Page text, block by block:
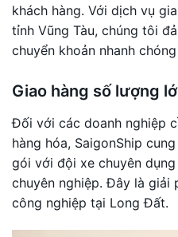
khách hàng. Với dịch vụ
tỉnh Vũng Tàu, chúng tôi
chuyển khoản nhanh
Giao hàng số lượng
Đối với các doanh nghiệp
hàng hóa, SaigonShip
gói với đội xe chuyên
chuyên nghiệp. Đây là giải
công nghiệp tại Long Đất.